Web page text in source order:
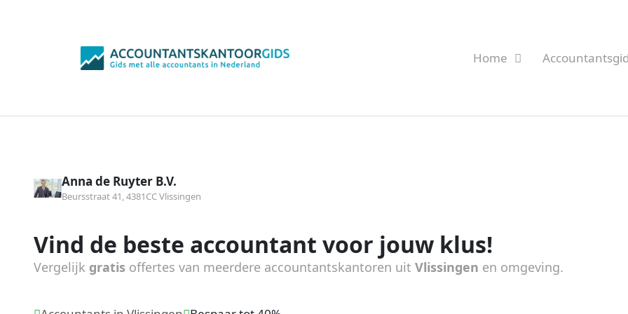
Home
Anna de Ruyter B.V.
Beursstraat 41, 4381CC Vlissingen
Vind de beste accountant voor jouw klus!
Vergelijk gratis offertes van meerdere accountantskantoren uit Vlissingen en omgeving.